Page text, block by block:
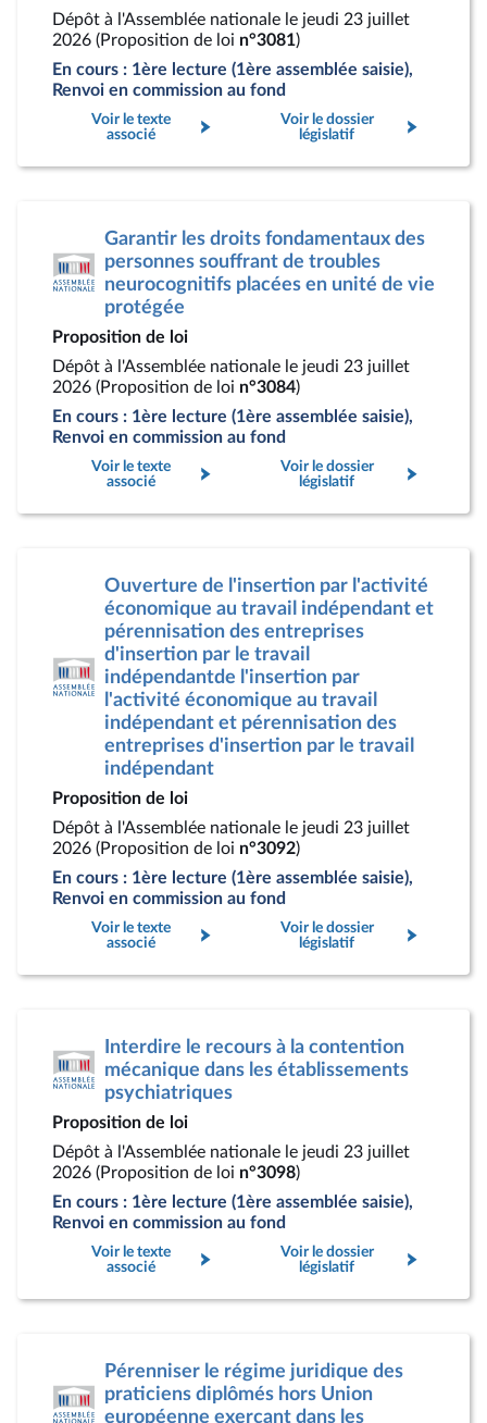
Dépôt à l'Assemblée nationale le jeudi 23 juillet
2026 (Proposition de loi n°3081)
En cours : 1ère lecture (1ère assemblée saisie),
Renvoi en commission au fond
Voir le texte
associé
Voir le dossier
législatif
Garantir les droits fondamentaux des
personnes souffrant de troubles
neurocognitifs placées en unité de vie
protégée
Proposition de loi
Dépôt à l'Assemblée nationale le jeudi 23 juillet
2026 (Proposition de loi n°3084)
En cours : 1ère lecture (1ère assemblée saisie),
Renvoi en commission au fond
Voir le texte
associé
Voir le dossier
législatif
Ouverture de l'insertion par l'activité
économique au travail indépendant et
pérennisation des entreprises
d'insertion par le travail
indépendantde l'insertion par
l'activité économique au travail
indépendant et pérennisation des
entreprises d'insertion par le travail
indépendant
Proposition de loi
Dépôt à l'Assemblée nationale le jeudi 23 juillet
2026 (Proposition de loi n°3092)
En cours : 1ère lecture (1ère assemblée saisie),
Renvoi en commission au fond
Voir le texte
associé
Voir le dossier
législatif
Interdire le recours à la contention
mécanique dans les établissements
psychiatriques
Proposition de loi
Dépôt à l'Assemblée nationale le jeudi 23 juillet
2026 (Proposition de loi n°3098)
En cours : 1ère lecture (1ère assemblée saisie),
Renvoi en commission au fond
Voir le texte
associé
Voir le dossier
législatif
Pérenniser le régime juridique des
praticiens diplômés hors Union
européenne exerçant dans les